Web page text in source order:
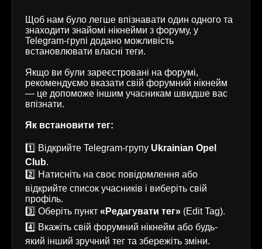
Щоб нам було легше впізнавати один одного та
знаходити знайомі нікнейми з форуму, у
Telegram-групі додано можливість
встановлювати власні теги.
Якщо ви були зареєстровані на форумі,
рекомендуємо вказати свій форумний нікнейм
— це допоможе іншим учасникам швидше вас
впізнати.
Як встановити тег:
1️⃣ Відкрийте Telegram-групу Ukrainian Opel
Club.
2️⃣ Натисніть на своє повідомлення або
відкрийте список учасників і виберіть свій
профіль.
3️⃣ Оберіть пункт «Редагувати тег» (Edit Tag).
4️⃣ Вкажіть свій форумний нікнейм або будь-
який інший зручний тег та збережіть зміни.